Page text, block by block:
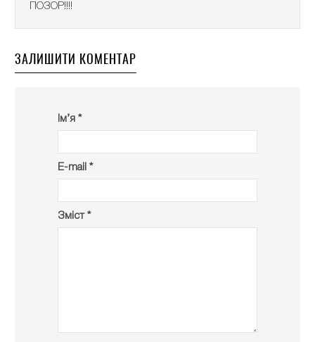
ПОЗОР!!!!
ЗАЛИШИТИ КОМЕНТАР
Ім’я *
E-mail *
Зміст *